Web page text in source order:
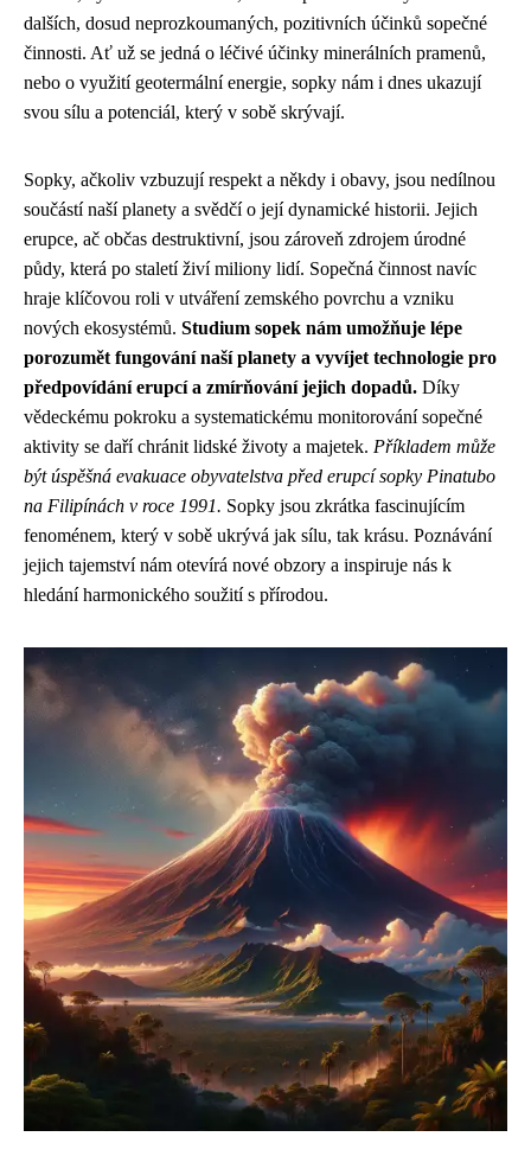
dalších, dosud neprozkoumaných, pozitivních účinků sopečné
činnosti. Ať už se jedná o léčivé účinky minerálních pramenů,
nebo o využití geotermální energie, sopky nám i dnes ukazují
svou sílu a potenciál, který v sobě skrývají.
Sopky, ačkoliv vzbuzují respekt a někdy i obavy, jsou nedílnou
součástí naší planety a svědčí o její dynamické historii. Jejich
erupce, ač občas destruktivní, jsou zároveň zdrojem úrodné
půdy, která po staletí živí miliony lidí. Sopečná činnost navíc
hraje klíčovou roli v utváření zemského povrchu a vzniku
nových ekosystémů. Studium sopek nám umožňuje lépe
porozumět fungování naší planety a vyvíjet technologie pro
předpovídání erupcí a zmírňování jejich dopadů. Díky
vědeckému pokroku a systematickému monitorování sopečné
aktivity se daří chránit lidské životy a majetek. Příkladem může
být úspěšná evakuace obyvatelstva před erupcí sopky Pinatubo
na Filipínách v roce 1991. Sopky jsou zkrátka fascinujícím
fenoménem, který v sobě ukrývá jak sílu, tak krásu. Poznávání
jejich tajemství nám otevírá nové obzory a inspiruje nás k
hledání harmonického soužití s přírodou.